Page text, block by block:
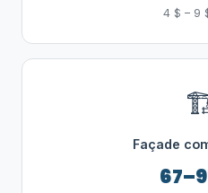
4 $ – 9
Façade